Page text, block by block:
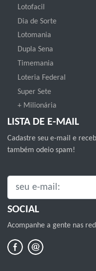
Lotofacil
Dia de Sorte
Lotomania
Dupla Sena
Timemania
Loteria Federal
Super Sete
+ Milionária
LISTA DE E-MAIL
Cadastre seu e-mail e
também odeio spam!
SEU E-MAIL:
SOCIAL
Acompanhe a gente nas